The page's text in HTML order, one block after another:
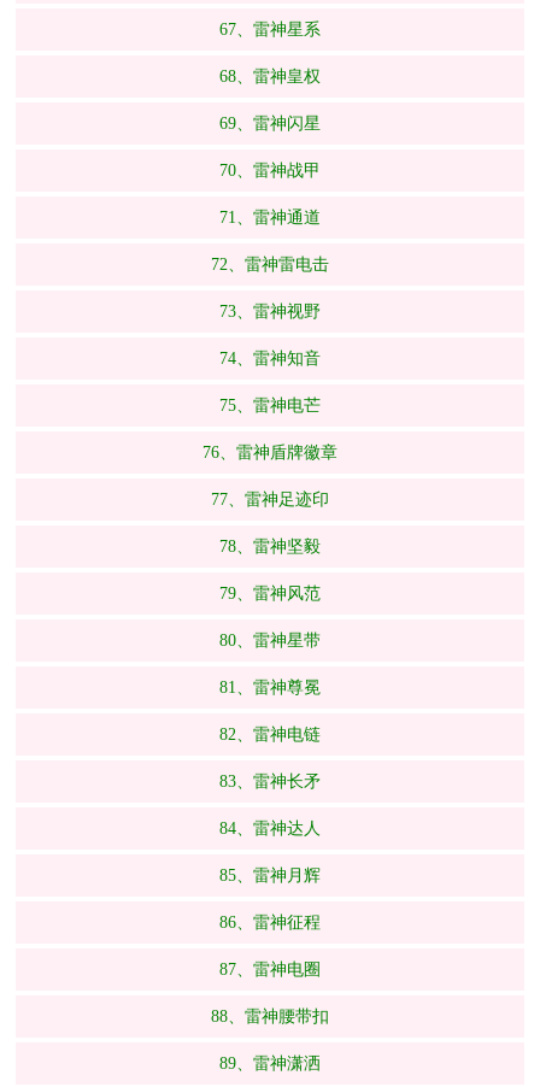
67、雷神星系
68、雷神皇权
69、雷神闪星
70、雷神战甲
71、雷神通道
72、雷神雷电击
73、雷神视野
74、雷神知音
75、雷神电芒
76、雷神盾牌徽章
77、雷神足迹印
78、雷神坚毅
79、雷神风范
80、雷神星带
81、雷神尊冕
82、雷神电链
83、雷神长矛
84、雷神达人
85、雷神月辉
86、雷神征程
87、雷神电圈
88、雷神腰带扣
89、雷神潇洒